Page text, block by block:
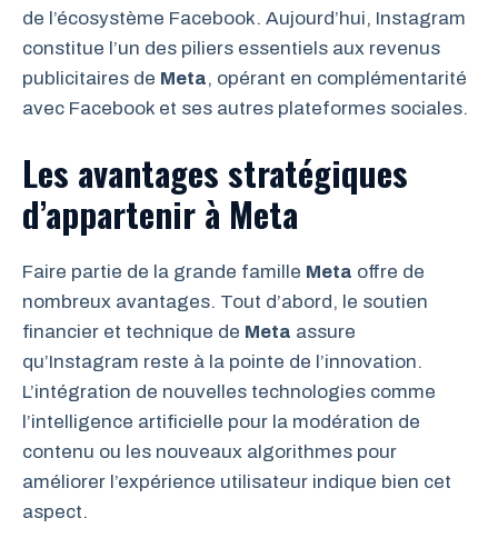
de l’écosystème Facebook. Aujourd’hui, Instagram
constitue l’un des piliers essentiels aux revenus
publicitaires de Meta, opérant en complémentarité
avec Facebook et ses autres plateformes sociales.
Les avantages stratégiques
d’appartenir à Meta
Faire partie de la grande famille Meta offre de
nombreux avantages. Tout d’abord, le soutien
financier et technique de Meta assure
qu’Instagram reste à la pointe de l’innovation.
L’intégration de nouvelles technologies comme
l’intelligence artificielle pour la modération de
contenu ou les nouveaux algorithmes pour
améliorer l’expérience utilisateur indique bien cet
aspect.